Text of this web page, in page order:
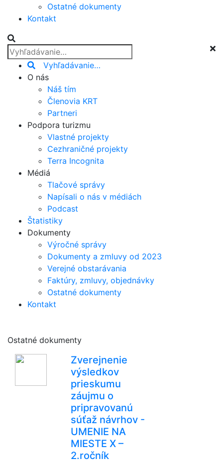
Ostatné dokumenty
Kontakt
Vyhľadávanie…
O nás
Náš tím
Členovia KRT
Partneri
Podpora turizmu
Vlastné projekty
Cezhraničné projekty
Terra Incognita
Médiá
Tlačové správy
Napísali o nás v médiách
Podcast
Štatistiky
Dokumenty
Výročné správy
Dokumenty a zmluvy od 2023
Verejné obstarávania
Faktúry, zmluvy, objednávky
Ostatné dokumenty
Kontakt
Ostatné dokumenty
Zverejnenie
výsledkov
prieskumu
záujmu o
pripravovanú
súťaž návrhov -
UMENIE NA
MIESTE X –
2.ročník